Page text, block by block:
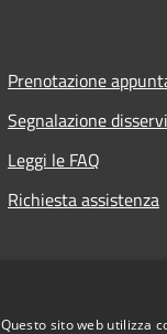
Prenotazione
Segnalazione
Leggi le FAQ
Richiesta assistenza
Questo sito web utilizza